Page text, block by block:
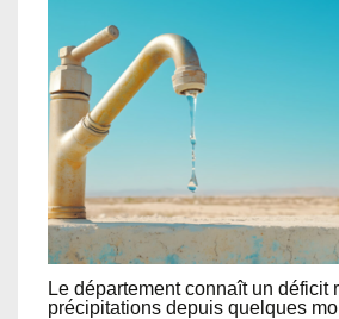
Le département connaît un déficit
précipitations depuis quelques